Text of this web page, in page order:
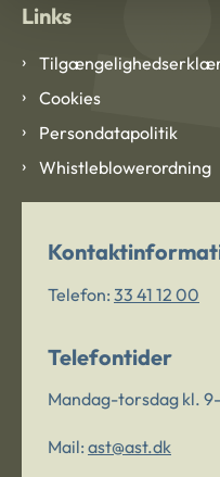
Links
Cookies
Persondatapolitik
Whistleblowerordning
Telefon: 33 41 12 00
Telefontider
Mandag-torsdag kl.
Mail: ast@ast.dk